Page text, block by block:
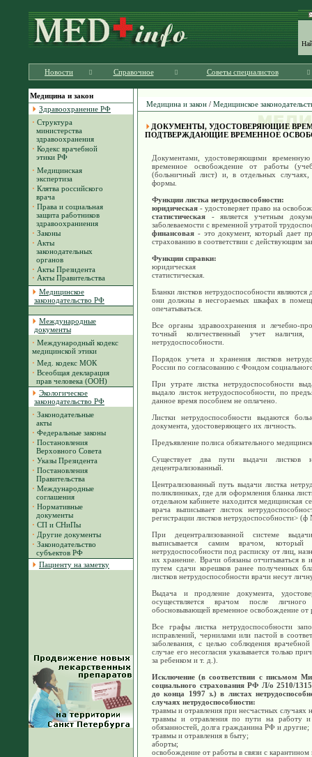
Новости Справочное Советы специалистов
Медицина и закон
Здравоохранение РФ
· Структура
министерства
здравоохранения
· Кодекс врачебной
этики РФ
· Медицинская
экспертиза
· Клятва российского
врача
· Права и социальная
защита работников
здравоохраниения
· Законы
· Акты
законодательных
органов
· Акты Президента
· Акты Правительства
Медицинское
законодательство РФ
Международные
документы
· Международный кодекс
медицинской этики
· Мед. кодекс МОК
· Всеобщая декларация
прав человека (ООН)
Экологическое
законодательство РФ
· Законодательные
акты
· Федеральные законы
· Постановления
Верховного Совета
· Указы Президента
· Постановления
Правительства
· Международные
соглашения
· Нормативные
документы
· СП и СНиПы
· Другие документы
· Законодательство
субъектов РФ
Пациенту на заметку
Медицина и закон / Медицинское
ДОКУМЕНТЫ, УДОСТОВЕРЯЮЩИЕ
ПОДТВЕРЖДАЮЩИЕ ВРЕМЕННОЕ
Документами, удостоверяющими
временное освобождение от работы
(больничный лист) и, в отдельных случаях,
формы.
Функции листка нетрудоспособности:
юридическая - удостоверяет право на
статистическая - является учетным
заболеваемости с временной утратой
финансовая - это документ, который дает
страхованию в соответствии с действующим
Функции справки:
юридическая
статистическая.
Бланки листков нетрудоспособности
они должны в несгораемых шкафах в
опечатываться.
Все органы здравоохранения и лечебно-
точный количественный учет
нетрудоспособности.
Порядок учета и хранения листков
России по согласованию с Фондом
При утрате листка нетрудоспособности
выдало листок нетрудоспособности, по
данное время пособием не оплачено.
Листки нетрудоспособности выдаются
документа, удостоверяющего их личность.
Предъявление полиса обязательного
Существует два пути выдачи листков
децентрализованный.
Централизованный путь выдачи листка
поликлиниках, где для оформления бланка
отдельном кабинете находится медицинская
врача выписывает листок
регистрации листков нетрудоспособности>
При децентрализованной системе
выписывается самим врачом,
нетрудоспособности под расписку от лиц,
их хранение. Врачи обязаны отчитываться в
путем сдачи корешков ранее полученных
листков нетрудоспособности врачи несут
Выдача и продление документа,
осуществляется врачом после
обосновывающей временное освобождение от
Все графы листка нетрудоспособности
исправлений, чернилами или пастой в
заболевания, с целью соблюдения
случае его несогласия указывается только
за ребенком и т. д.).
Исключение (в соответствии с письмом
социального страхования РФ Л/о 2510/
до конца 1997 з.) в листах
случаях нетрудоспособности:
травмы и отравления при несчастных случаях
травмы и отравления по пути на работу
обязанностей, долга гражданина РФ и другие;
травмы и отравления в быту;
аборты;
освобождение от работы в связи с карантином